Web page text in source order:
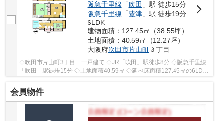
阪急千里線 「吹田 」駅 徒歩15分
阪急千里線 「豊津」駅 徒歩19分
6LDK
建物面積：127.45㎡（38.55坪）
土地面積：40.59㎡（12.27坪）
大阪府吹田市片山町３丁目
◇吹田市片山町3丁目 一戸建て ◇JR「吹田」駅徒歩8分 ◇阪急千里線
「吹田」駅徒歩15分 ◇土地面積40.59㎡ ◇延べ床面積127.45㎡の6LDK
会員物件